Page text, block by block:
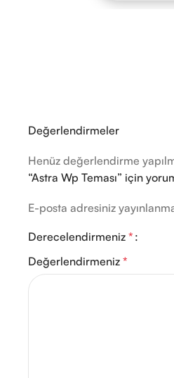
Değerlendirmeler
Henüz değerlendirme
“Astra Wp Teması” için
E-posta adresiniz
Derecelendirmeniz *
Değerlendirmeniz *